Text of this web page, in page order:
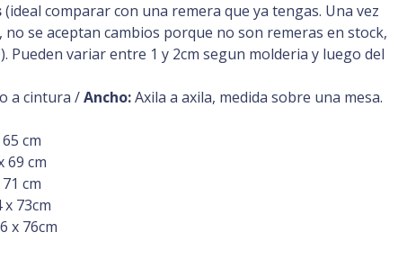
(ideal comparar con una remera que ya tengas. Una vez
no se aceptan cambios porque no son remeras en stock,
Pueden variar entre 1 y 2cm segun molderia y luego del
a cintura /Ancho:Axila a axila, medida sobre una mesa.
cm
69 cm
cm
x 73cm
x 76cm